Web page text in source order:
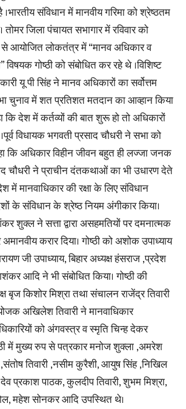
।भारतीय संविधान में मानवीय गरिमा को श्रेष्ठतम
तोमर जिला पंचायत सभागार में रविवार को
आयोजित लोकतंत्र में “मानव अधिकार व
विषयक गोष्ठी को संबोधित कर रहे थे ।विशिष्ट
यू पी सिंह ने मानव अधिकारों का सर्वोत्तम
चुनाव में शत प्रतिशत मतदान का आव्हान किया
कि देश में कर्तव्यों की बात शुरू हो तो अधिकारों
विधायक भगवती प्रसाद चौधरी ने सभा को
कि अधिकार विहीन जीवन बहुत ही लज्जा जनक
चौधरी ने प्राचीन दंतकथाओं का भी उधारण देते
में मानवाधिकार की रक्षा के लिए संविधान
के संविधान के श्रेष्ठ नियम अंगीकार किया।
शुक्ल ने सत्ता द्वारा असहमतियों पर दमनात्मक
करार दिया। गोष्ठी को अशोक उपाध्याय
जी उपाध्याय, बिहार अध्यक्ष हंसराज ,प्रदेश
आदि ने भी संबोधित किया। गोष्ठी की
बृज किशोर मिश्रा तथा संचालन राजेंद्र तिवारी
अखिलेश तिवारी ने मानवाधिकार
को अंगवस्त्र व स्मृति चिन्ह देकर
में मुख्य रुप से पत्रकार मनोज शुक्ला ,अमरेश
तिवारी ,नसीम कुरैशी, आयुष सिंह ,निखिल
प्रकाश पाठक, कुलदीप तिवारी, शुभम मिश्रा,
महेश सोनकर आदि उपस्थित थे।